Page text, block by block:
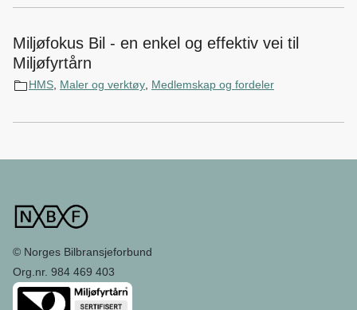
Miljøfokus Bil - en enkel og effektiv vei til
Miljøfyrtårn
HMS Maler og verktøy Medlemskap og fordeler
© Norges Bilbransjeforbund
Org.nr. 984 469 403